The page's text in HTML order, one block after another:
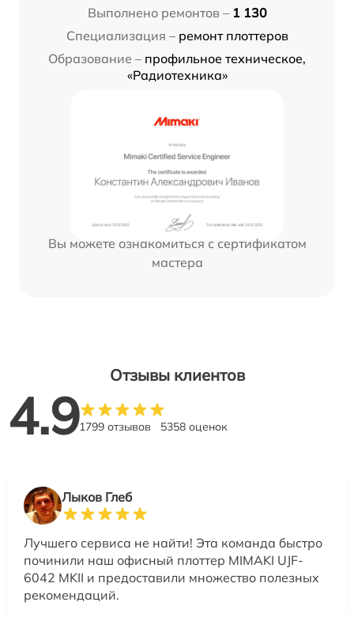
Выполнено ремонтов – 1 130
Специализация – ремонт плоттеров
Образование – профильное техническое,
«Радиотехника»
Вы можете ознакомиться с сертификатом
мастера
Отзывы клиентов
4.91799 отзывов 5358 оценок
Лыков Глеб
Лучшего сервиса не найти! Эта команда быстро
починили наш офисный плоттер MIMAKI UJF-
6042 MKII и предоставили множество полезных
рекомендаций.